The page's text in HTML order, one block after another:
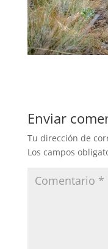
Enviar
Tu dirección de
Los campos